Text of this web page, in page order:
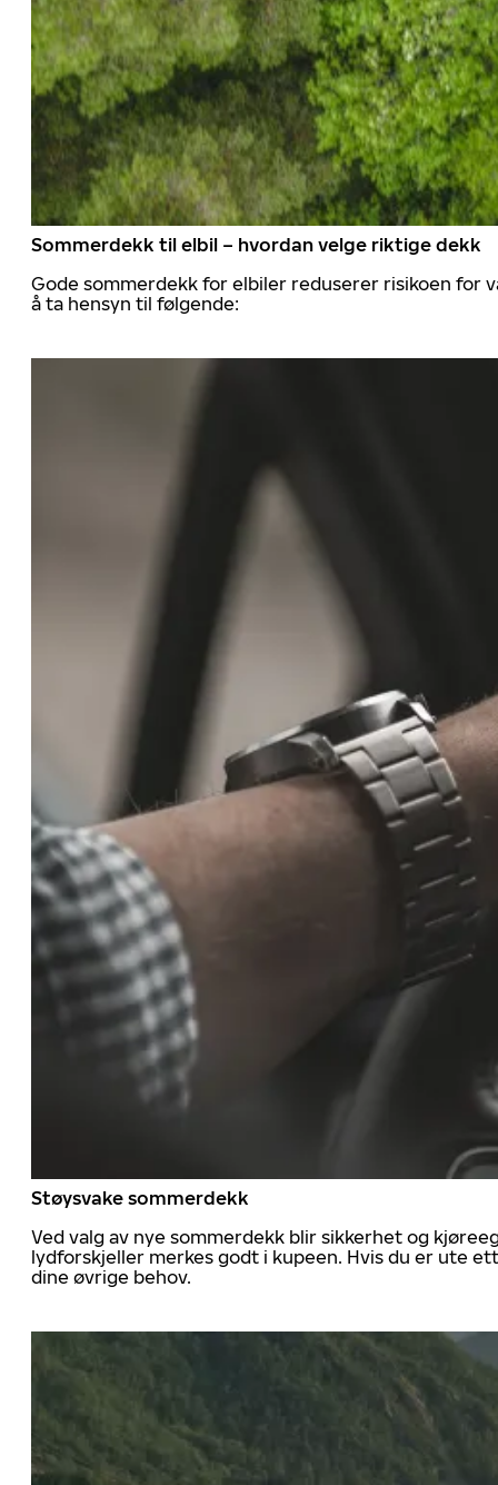
Sommerdekk til elbil – hvordan velge riktige dekk
Gode sommerdekk for elbiler reduserer risikoen for
å ta hensyn til følgende:
Støysvake sommerdekk
Ved valg av nye sommerdekk blir sikkerhet og
lydforskjeller merkes godt i kupeen. Hvis du er ute
dine øvrige behov.